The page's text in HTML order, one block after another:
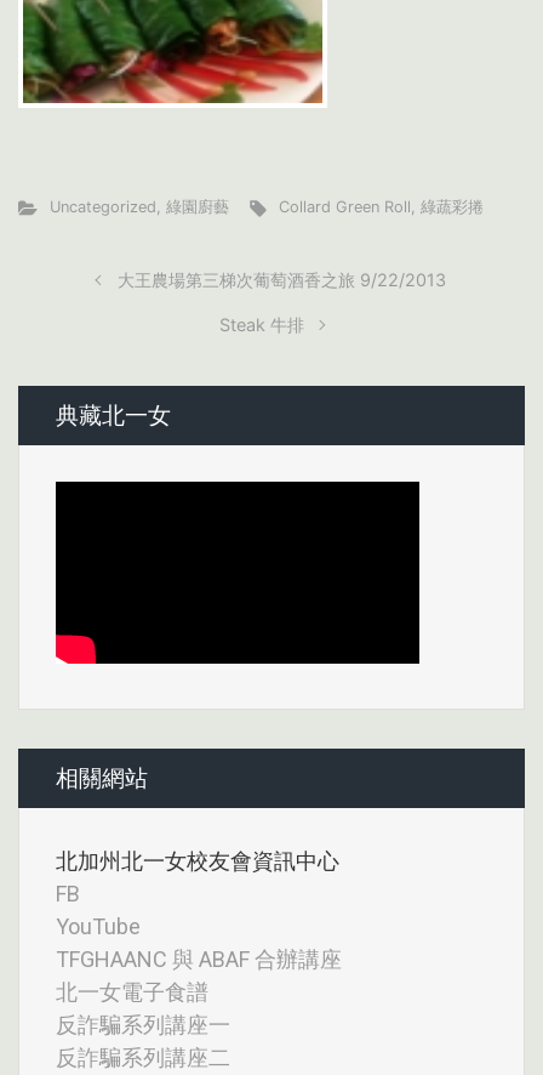
Uncategorized, 綠園廚藝 Collard Green Roll,綠蔬彩捲
大王農場第三梯次葡萄酒香之旅 9/22/2013
Steak 牛排
典藏北一女
相關網站
北加州北一女校友會資訊中心
FB
YouTube
TFGHAANC 與 ABAF 合辦講座
北一女電子食譜
反詐騙系列講座一
反詐騙系列講座二